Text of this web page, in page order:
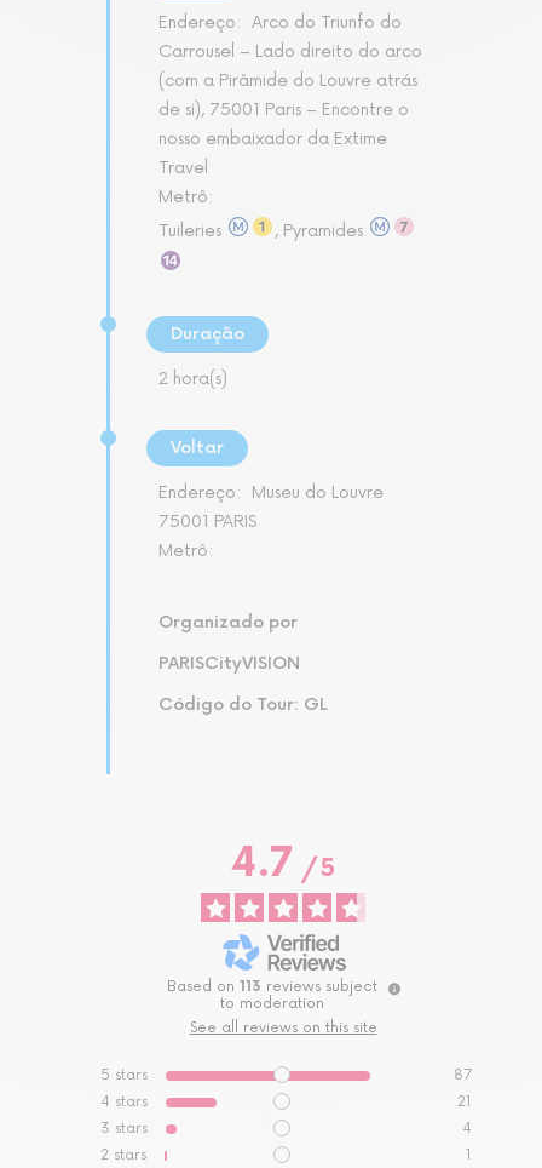
Endereço: Arco do Triunfo do
Carrousel – Lado direito do arco
(com a Pirâmide do Louvre atrás
de si), 75001 Paris – Encontre o
nosso embaixador da Extime
Travel
Metrô:
Tuileries
, Pyramides
Duração
2 hora(s)
Voltar
Endereço:
Museu do Louvre
75001 PARIS
Metrô:
Organizado por
PARISCityVISION
Código do Tour: GL
4.7 / 5
Based on 113 reviews subject
to moderation
See all reviews on this site
5 stars
87
4 stars
21
3 stars
4
2 stars 1